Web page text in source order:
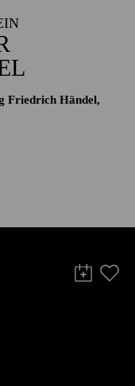
Friedrich Händel,